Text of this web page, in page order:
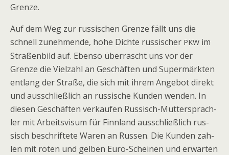
Grenze.
Auf dem Weg zur rus­si­schen Grenze fällt uns die
schnell zuneh­mende, hohe Dichte rus­si­scher PKW im
Stra­ßen­bild auf. Ebenso über­rascht uns vor der
Grenze die Viel­zahl an Geschäf­ten und Super­märk­ten
ent­lang der Straße, die sich mit ihrem Ange­bot direkt
und aus­schließ­lich an rus­si­sche Kun­den wen­den. In
die­sen Geschäf­ten ver­kau­fen Rus­sisch-Mut­ter­sprach­
ler mit Arbeits­vi­sum für Finn­land aus­schließ­lich rus­
sisch beschrif­tete Waren an Rus­sen. Die Kun­den zah­
len mit roten und gel­ben Euro-Schei­nen und erwar­ten